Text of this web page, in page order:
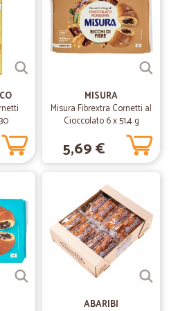
21/01/2021
concetta D.
telefonica se necessario. Celerità nella
08/07/2020
P.
30/03/2020
P.
MISURA
Misura Fibrextra Cornetti al
Cioccolato 6 x 51,4 g
5,69 €
ABARIBI